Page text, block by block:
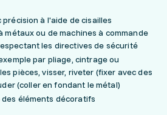
à l'aide de cisailles
métaux ou de machines à commande
les directives de sécurité
par pliage, cintrage ou
pièces, visser, riveter (fixer avec des
(coller en fondant le métal)
éléments décoratifs